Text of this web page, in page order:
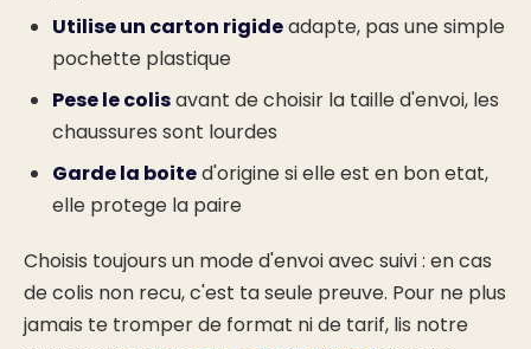
Utilise un carton rigideadapte, pas une simple
pochette plastique
Pese le colisavant de choisir la taille d'envoi, les
chaussures sont lourdes
Garde la boited'origine si elle est en bon etat,
elle protege la paire
Choisis toujours un mode d'envoi avec suivi : en cas
de colis non recu, c'est ta seule preuve. Pour ne plus
jamais te tromper de format ni de tarif, lis notre